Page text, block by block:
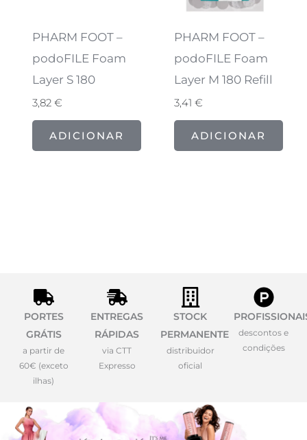
PHARM FOOT –
podoFILE Foam
Layer S 180
3,82 €
ADICIONAR
PHARM FOOT –
podoFILE Foam
Layer M 180 Refill
3,41€
ADICIONAR
PORTES
GRÁTIS
a partir de
60€ (exceto
ilhas)
ENTREGAS
RÁPIDAS
via CTT
Expresso
STOCK
PERMANENTE
distribuidor
oficial
descontos e
condições